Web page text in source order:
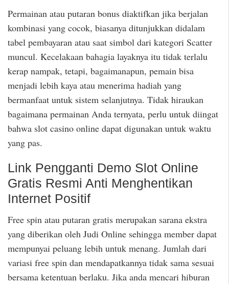
Permainan atau putaran bonus diaktifkan jika berjalan
kombinasi yang cocok, biasanya ditunjukkan didalam
tabel pembayaran atau saat simbol dari kategori Scatter
muncul. Kecelakaan bahagia layaknya itu tidak terlalu
kerap nampak, tetapi, bagaimanapun, pemain bisa
menjadi lebih kaya atau menerima hadiah yang
bermanfaat untuk sistem selanjutnya. Tidak hiraukan
bagaimana permainan Anda ternyata, perlu untuk diingat
bahwa slot casino online dapat digunakan untuk waktu
yang pas.
Link Pengganti Demo Slot Online
Gratis Resmi Anti Menghentikan
Internet Positif
Free spin atau putaran gratis merupakan sarana ekstra
yang diberikan oleh Judi Online sehingga member dapat
mempunyai peluang lebih untuk menang. Jumlah dari
variasi free spin dan mendapatkannya tidak sama sesuai
bersama ketentuan berlaku. Jika anda mencari hiburan